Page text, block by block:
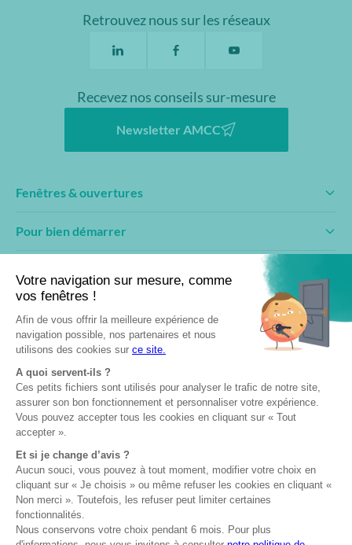
Retrouvez nous sur les réseaux
Recevez nos conseils sur-mesure
Newsletter AMCC
Fenêtres & ouvertures
Pour bien démarrer
Devenir partenaireClub AMCCDocumentation
Formation & pose
Fabriqué en
France
© 2026— AMCC Fenêtres/Portes
Mentions légalesPolitique de confidentialitéPolitique de cookies
Site réalisé par Data Projekt